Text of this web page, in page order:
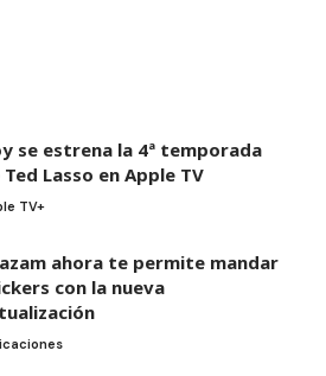
se estrena la 4ª temporada
Ted Lasso en Apple TV
TV+
ahora te permite mandar
con la nueva